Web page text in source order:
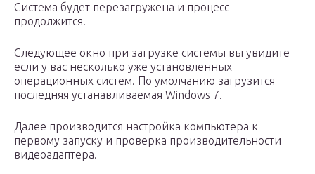
Система будет перезагружена и процесс
продолжится.
Следующее окно при загрузке системы вы увидите
если у вас несколько уже установленных
операционных систем. По умолчанию загрузится
последняя устанавливаемая Windows 7.
Далее производится настройка компьютера к
первому запуску и проверка производительности
видеоадаптера.